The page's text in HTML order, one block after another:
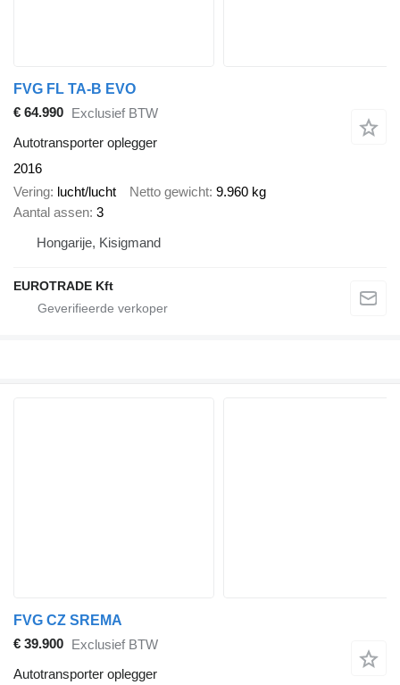
FVG FL TA-B EVO
€ 64.990 Exclusief BTW
Autotransporter oplegger
2016
Vering lucht/lucht Netto gewicht 9.960 kg
Aantal assen 3
Hongarije, Kisigmand
EUROTRADE Kft
FVG CZ SREMA
€ 39.900 Exclusief BTW
Autotransporter oplegger